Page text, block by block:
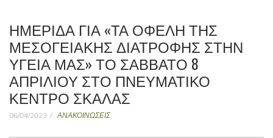
ΗΜΕΡΙΔΑ ΓΙΑ «ΤΑ ΟΦΕΛΗ ΤΗΣ
ΜΕΣΟΓΕΙΑΚΗΣ ΔΙΑΤΡΟΦΗΣ ΣΤΗΝ
ΥΓΕΙΑ ΜΑΣ» ΤΟ ΣΑΒΒΑΤΟ 8
ΑΠΡΙΛΙΟΥ ΣΤΟ ΠΝΕΥΜΑΤΙΚΟ
ΚΕΝΤΡΟ ΣΚΑΛΑΣ
06/04/2023 ΑΝΑΚΟΙΝΩΣΕΙΣ